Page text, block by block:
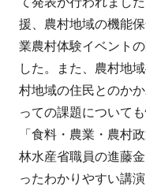
援、農村地域の機能
業農村体験イベント
した。また、農村地
村地域の住民とのか
っての課題について
「食料・農業・農村
林水産省職員の進藤
ったわかりやすい講